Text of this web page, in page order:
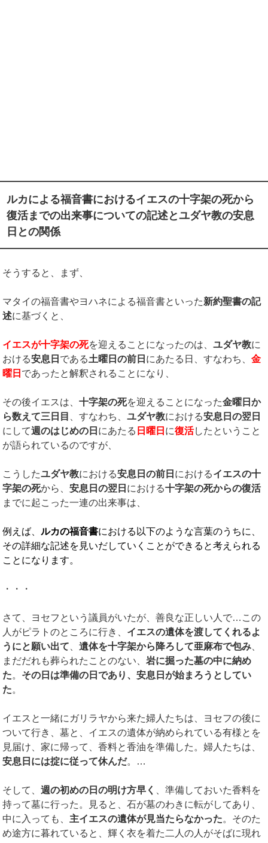
ルカによる福音書におけるイエスの十字架の死から
復活までの出来事についての記述とユダヤ教の安息
日との関係
そうすると、まず、
マタイの福音書やヨハネによる福音書といった新約聖書の記
述に基づくと、
イエスが十字架の死を迎えることになったのは、ユダヤ教に
おける安息日 である土曜日の前日 にあたる日、すなわち、金
曜日 であったと解釈されることになり、
その後イエスは、十字架の死を迎えることになった金曜日か
ら数えて三日目
、すなわち、ユダヤ教における安息日の翌日
にして週のはじめの日 にあたる 日曜日 に復活したということ
が語られているのですが、
こうしたユダヤ教における安息日の前日 におけるイエスの十
字架の死から、安息日の翌日 における十字架の死からの復活
までに起こった一連の出来事は、
例えば、 ルカの福音書における以下のような言葉のうちに、
その詳細な記述を見いだしていくことができると考えられる
ことになります。
・・・
さて、ヨセフという議員がいたが、善良な正しい人で…この
人がピラトのところに行き、 イエスの遺体を渡してくれるよ
うにと願い出て 、遺体を十字架から降ろして亜麻布で包み
まだだれも葬られたことのない、岩に掘った墓の中に納め
た。 その日は準備の日であり、安息日が始まろうとしてい
た。
イエスと一緒にガリラヤから来た婦人たちは、ヨセフの後に
ついて行き、墓と、イエスの遺体が納められている有様とを
見届け、家に帰って、香料と香油を準備した。婦人たちは、
安息日には掟に従って休んだ。…
そして、週の初めの日の明け方早く
、準備しておいた香料を
持って墓に行った。見ると、石が墓のわきに転がしてあり、
中に入っても、 主イエスの遺体が見当たらなかった。そのた
め途方に暮れていると、輝く衣を着た二人の人がそばに現れ